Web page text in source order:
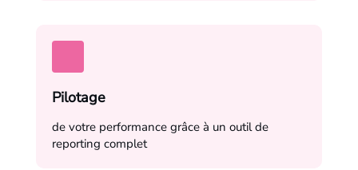
Pilotage
de votre performance grâce à un outil de
reporting complet